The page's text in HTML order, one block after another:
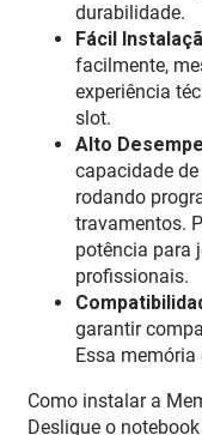
durabilidade.
Fácil
facilmente,
experiência
slot.
Alto
capacidade
rodando
travamentos.
potência para
profissionais.
garantir
Essa
Como instalar a
Desligue o